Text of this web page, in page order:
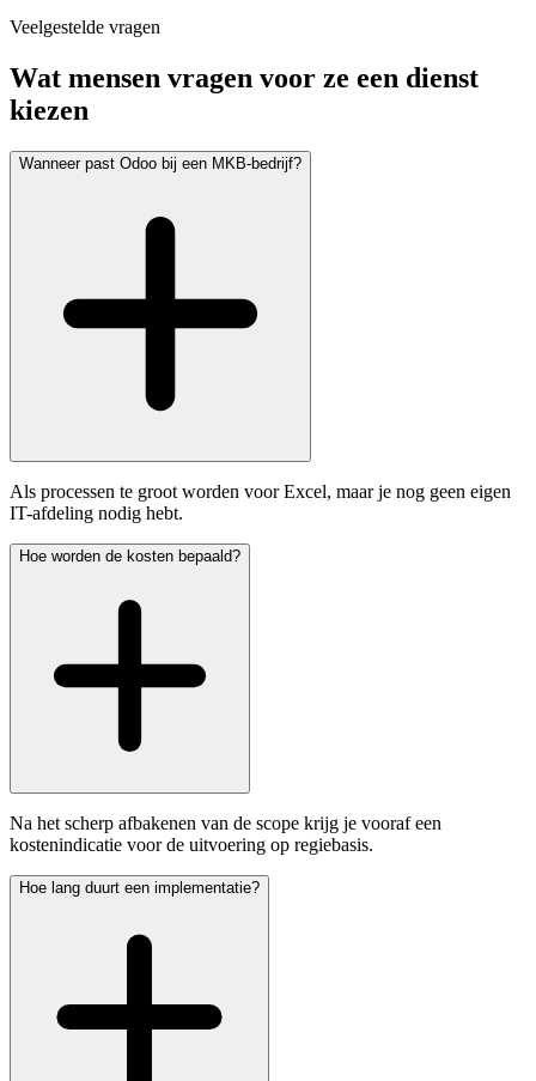
Veelgestelde vragen
Wat mensen vragen voor ze een dienst
kiezen
Wanneer past Odoo bij een MKB-bedrijf?
Als processen te groot worden voor Excel, maar je nog geen eigen
IT-afdeling nodig hebt.
Hoe worden de kosten bepaald?
Na het scherp afbakenen van de scope krijg je vooraf een
kostenindicatie voor de uitvoering op regiebasis.
Hoe lang duurt een implementatie?